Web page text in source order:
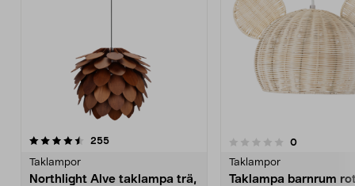
255recensioner
Taklampor
Northlight Alve taklampa trä,
0.0 av 5 stjärnor 0recensioner
Taklampor
Taklampa barnrum
3.0 av 5 stjärnor